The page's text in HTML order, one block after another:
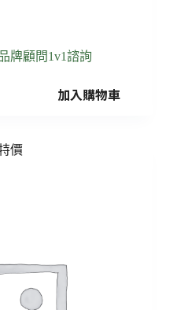
牌顧問1v1諮詢
加入購物車
價